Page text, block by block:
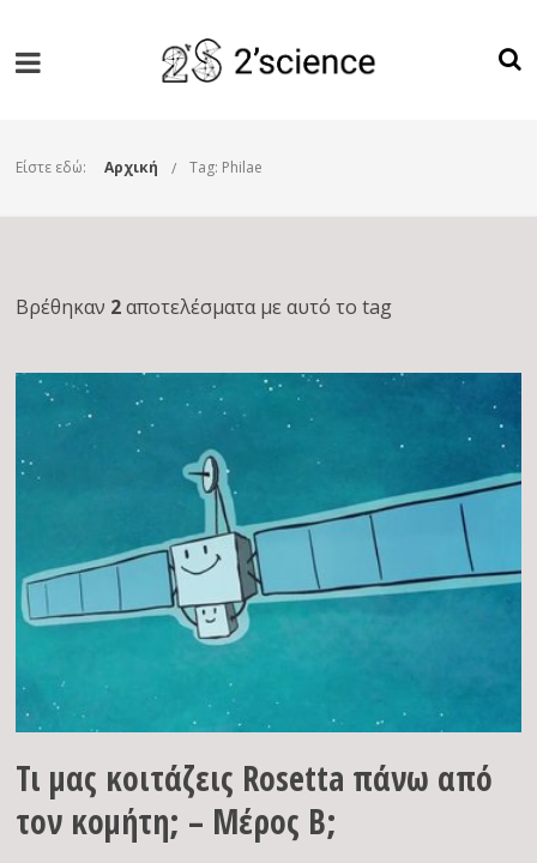
Είστε εδώ: Αρχική Tag: Philae
Βρέθηκαν 2αποτελέσματα με αυτό το tag
Τι μας κοιτάζεις Rosetta πάνω από
τον κομήτη; – Μέρος Β;